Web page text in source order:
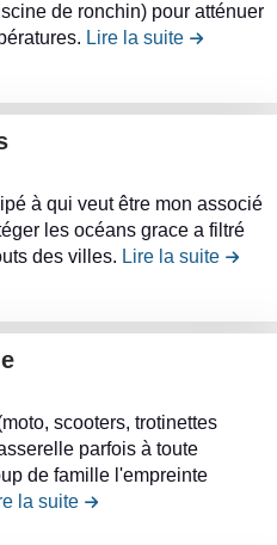
de ronchin) pour atténuer
Lire la suite de la
à qui veut être mon associé
les océans grace a filtré
des villes. Lire la suite de la
scooters, trotinettes
parfois à toute
de famille l'empreinte
la suite de la contribution